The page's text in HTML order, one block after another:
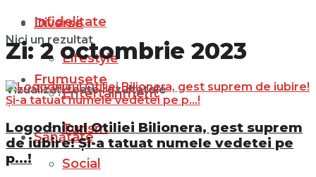
Diverse
Lifestyle
Entertainment
Turism
Social
Infidelitate
Frumusețe
Sănătate
Nici un rezultat
Vizualizați toate rezultatele
Zi:2 octombrie 2023
Logodnicul Otiliei Bilionera, gest suprem
de iubire! Și-a tatuat numele vedetei pe
p…!